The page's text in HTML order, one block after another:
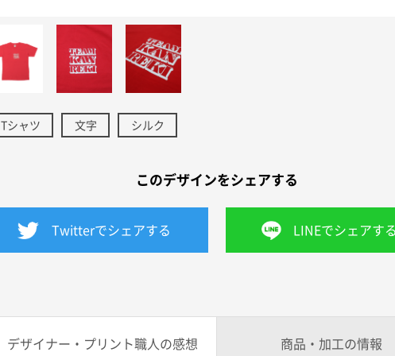
Tシャツ 文字 シルク
このデザインをシェアする
Twitterでシェアする LINEでシェアす
デザイナー・プリント職人の感想 商品・加工の情報